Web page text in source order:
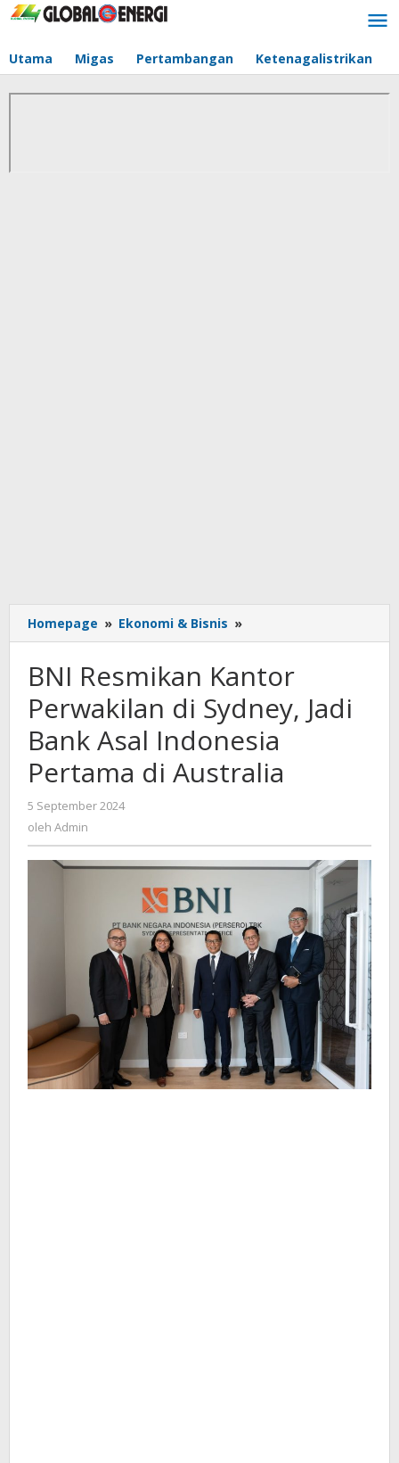
Lewati
Utama Migas Pertambangan Ketenagalistrikan
Homepage » Ekonomi & Bisnis »
Resmikan
Perwakilan
di
Sydney,
Jadi
Bank
Asal
Australia
BNI Resmikan Kantor
Perwakilan di Sydney, Jadi
Bank Asal Indonesia
Pertama di Australia
5 September 2024
oleh Admin